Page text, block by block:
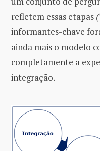
refletem essas etapas
informantes-chave
ainda mais o modelo
completamente a
integração.